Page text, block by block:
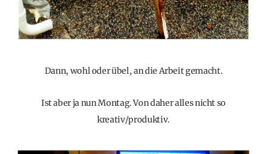
Dann, wohl oder übel, an die Arbeit gemacht.
Ist aber ja nun Montag. Von daher alles nicht so
kreativ/produktiv.